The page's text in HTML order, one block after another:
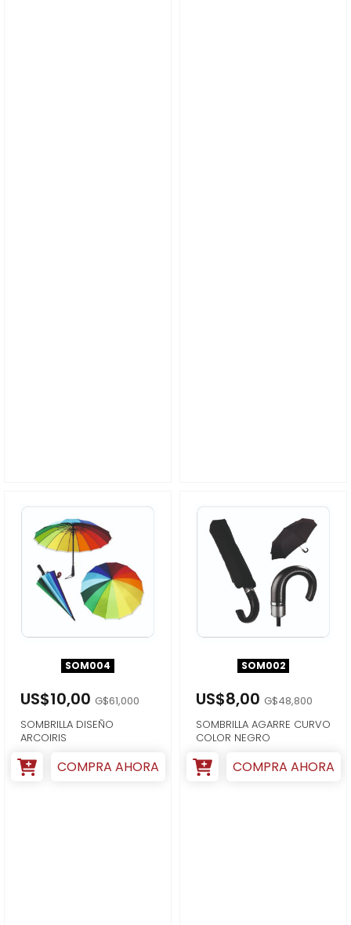
SOM004
US$10,00 G$61,000
SOMBRILLA DISEÑO
ARCOIRIS
COMPRA AHORA
SOM002
US$8,00 G$48,800
SOMBRILLA AGARRE CURVO
COLOR NEGRO
COMPRA AHORA